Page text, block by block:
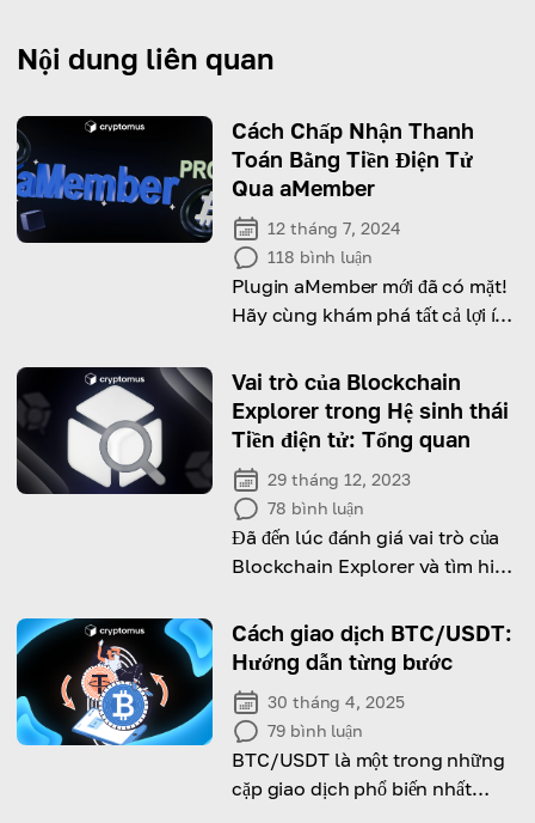
Nội dung liên quan
Cách Chấp Nhận Thanh
Toán Bằng Tiền Điện Tử
Qua aMember
12 tháng 7, 2024
118 bình luận
Plugin aMember mới đã có mặt!
Hãy cùng khám phá tất cả lợi ích
Vai trò của Blockchain
Explorer trong Hệ sinh thái
Tiền điện tử: Tổng quan
29 tháng 12, 2023
78 bình luận
Đã đến lúc đánh giá vai trò của
Blockchain Explorer và tìm hiểu
Hãy xem bài viết và khám phá
những điều mới mẻ cho chính
Cách giao dịch BTC/USDT:
Hướng dẫn từng bước
30 tháng 4, 2025
79 bình luận
BTC/USDT là một trong những
cặp giao dịch phổ biến nhất